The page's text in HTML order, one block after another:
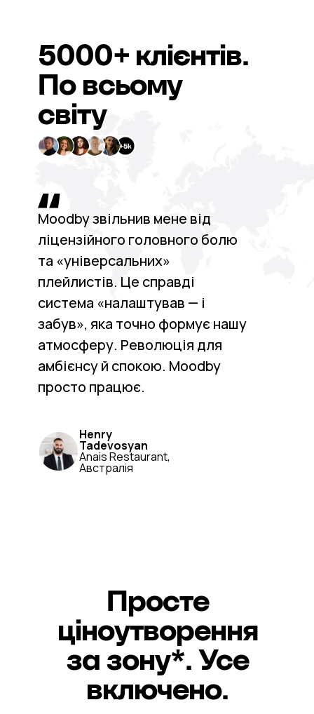
Moodby звільнив мене від
ліцензійного головного болю
та «універсальних»
плейлистів. Це справді
система «налаштував — і
забув», яка точно формує нашу
атмосферу. Революція для
амбієнсу й спокою. Moodby
просто працює.
Henry
Tadevosyan
Anais Restaurant,
Австралія
5000+ клієнтів.
По всьому
світу
Просте
ціноутворення
за зону*. Усе
включено.